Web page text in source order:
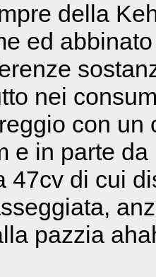
della
ed
nei
con un
e in parte
47cv di cui
pazzia